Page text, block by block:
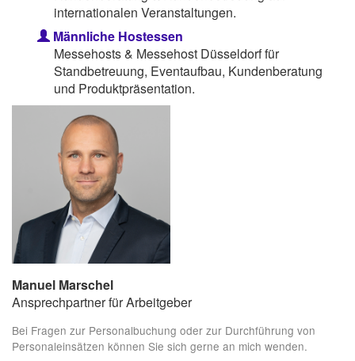
internationalen Veranstaltungen.
Männliche Hostessen
Messehosts & Messehost Düsseldorf für
Standbetreuung, Eventaufbau, Kundenberatung
und Produktpräsentation.
Manuel Marschel
Ansprechpartner für Arbeitgeber
Bei Fragen zur Personalbuchung oder zur Durchführung von
Personaleinsätzen können Sie sich gerne an mich wenden.